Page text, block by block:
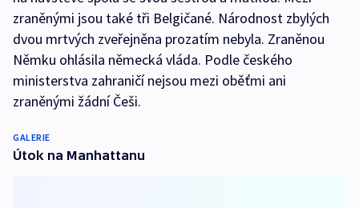
zraněnými jsou také tři Belgičané. Národnost zbylých
dvou mrtvých zveřejněna prozatím nebyla. Zraněnou
Němku ohlásila německá vláda. Podle českého
ministerstva zahraničí nejsou mezi oběťmi ani
zraněnými žádní Češi.
GALERIE
Útok na Manhattanu